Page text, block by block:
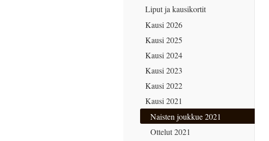
Liput ja kausikortit
Kausi 2026
Kausi 2025
Kausi 2024
Kausi 2023
Kausi 2022
Kausi 2021
Naisten joukkue 2021
Ottelut 2021